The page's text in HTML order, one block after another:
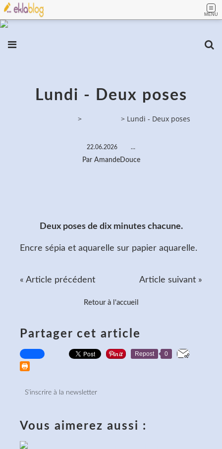
MENU
Lundi - Deux poses
> > Lundi - Deux poses
22.06.2026 …
Par AmandeDouce
Deux poses de dix minutes chacune.
Encre sépia et aquarelle sur papier aquarelle.
« Article précédent Article suivant »
Retour à l'accueil
Partager cet article
Repost 0
S'inscrire à la newsletter
Vous aimerez aussi :